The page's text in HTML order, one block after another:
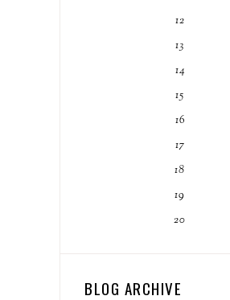
12
13
14
15
16
17
18
19
20
BLOG ARCHIVE